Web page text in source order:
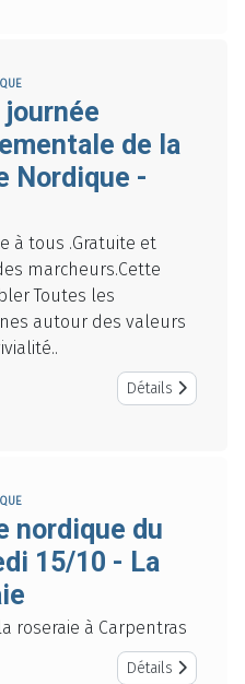
journée
de la
Nordique -
à tous .Gratuite et
marcheurs.Cette
Toutes les
autour des valeurs
Détails
nordique du
15/10 - La
roseraie à Carpentras
Détails